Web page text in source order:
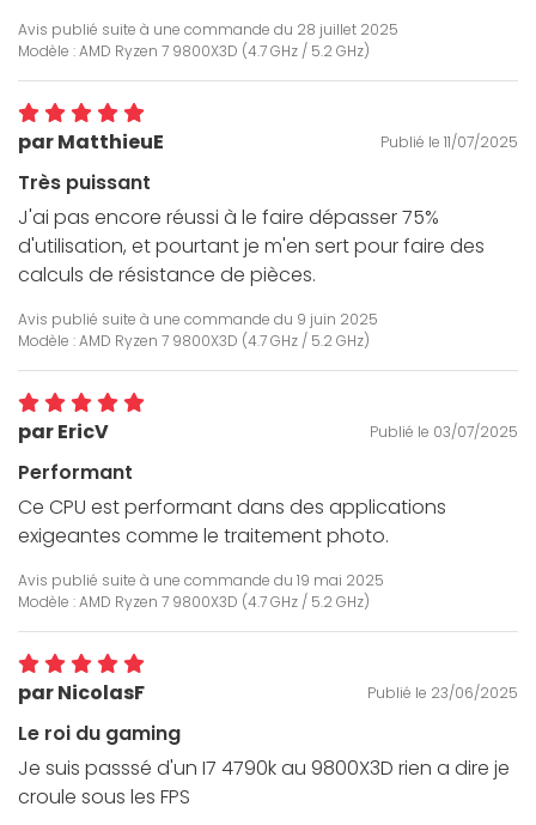
Avis publié suite à une commande du 28 juillet 2025
Modèle : AMD Ryzen 7 9800X3D (4.7 GHz / 5.2 GHz)
par MatthieuE Publié le 11/07/2025
Très puissant
J'ai pas encore réussi à le faire dépasser 75%
d'utilisation, et pourtant je m'en sert pour faire des
calculs de résistance de pièces.
Avis publié suite à une commande du 9 juin 2025
Modèle : AMD Ryzen 7 9800X3D (4.7 GHz / 5.2 GHz)
par EricV Publié le 03/07/2025
Performant
Ce CPU est performant dans des applications
exigeantes comme le traitement photo.
Avis publié suite à une commande du 19 mai 2025
Modèle : AMD Ryzen 7 9800X3D (4.7 GHz / 5.2 GHz)
par NicolasF Publié le 23/06/2025
Le roi du gaming
Je suis passsé d'un I7 4790k au 9800X3D rien a dire je
croule sous les FPS